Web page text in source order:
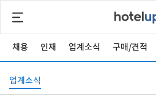
채용 인재 업계소식 구매/견적
업계소식